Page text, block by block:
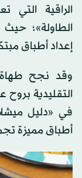
الراقية
الطاولة»؛
إعداد أطباق
وقد نجح طهاة
التقليدية بروح
في «دليل
أطباق مميزة